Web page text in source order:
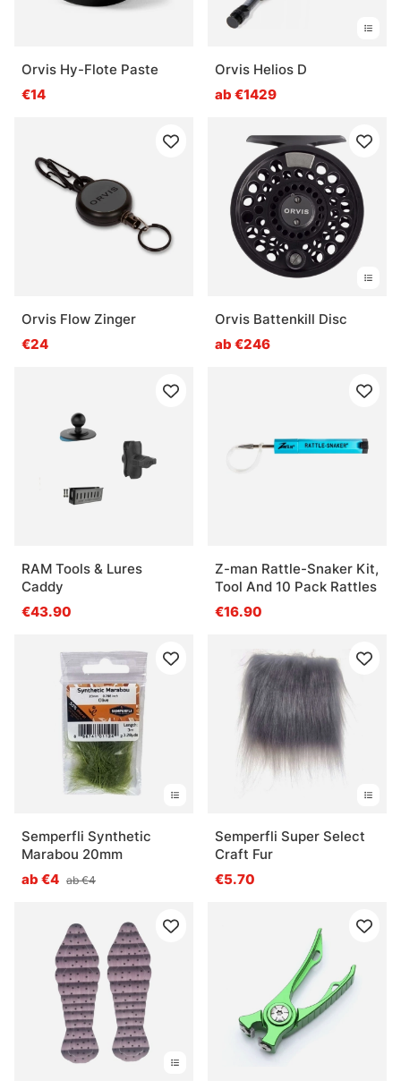
Orvis Hy-Flote Paste
€14
Orvis Helios D
ab €1429
Orvis Flow Zinger
€24
Orvis Battenkill Disc
ab €246
RAM Tools & Lures
Caddy
€43.90
Z-man Rattle-Snaker Kit,
Tool And 10 Pack Rattles
€16.90
Semperfli Synthetic
Marabou 20mm
ab €4 ab €4
Semperfli Super Select
Craft Fur
€5.70